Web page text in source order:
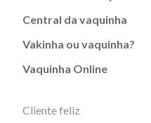
Central da vaquinha
Vakinha ou vaquinha?
Vaquinha Online
Cliente feliz